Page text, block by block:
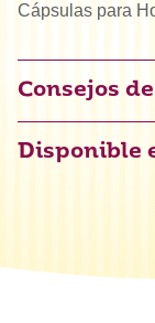
Cápsulas para
Consejos
Disponible